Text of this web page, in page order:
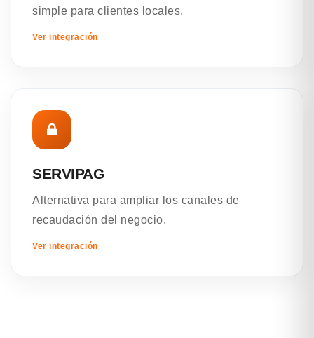
simple para clientes locales.
Ver integración
SERVIPAG
Alternativa para ampliar los canales de
recaudación del negocio.
Ver integración